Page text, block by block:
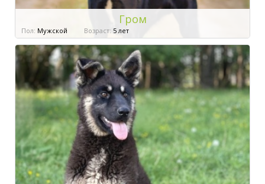
Гром
Пол: Мужской Возраст: 5 лет